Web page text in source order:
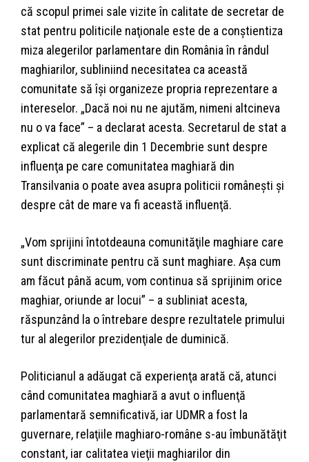
că scopul primei sale vizite în calitate de secretar de
stat pentru politicile naţionale este de a conştientiza
miza alegerilor parlamentare din România în rândul
maghiarilor, subliniind necesitatea ca această
comunitate să îşi organizeze propria reprezentare a
intereselor. „Dacă noi nu ne ajutăm, nimeni altcineva
nu o va face” – a declarat acesta. Secretarul de stat a
explicat că alegerile din 1 Decembrie sunt despre
influenţa pe care comunitatea maghiară din
Transilvania o poate avea asupra politicii româneşti şi
despre cât de mare va fi această influenţă.
„Vom sprijini întotdeauna comunităţile maghiare care
sunt discriminate pentru că sunt maghiare. Aşa cum
am făcut până acum, vom continua să sprijinim orice
maghiar, oriunde ar locui” – a subliniat acesta,
răspunzând la o întrebare despre rezultatele primului
tur al alegerilor prezidenţiale de duminică.
Politicianul a adăugat că experienţa arată că, atunci
când comunitatea maghiară a avut o influenţă
parlamentară semnificativă, iar UDMR a fost la
guvernare, relaţiile maghiaro-române s-au îmbunătăţit
constant, iar calitatea vieţii maghiarilor din